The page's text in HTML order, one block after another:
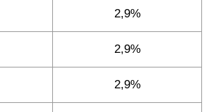
2,9%
2,9%
2,9%